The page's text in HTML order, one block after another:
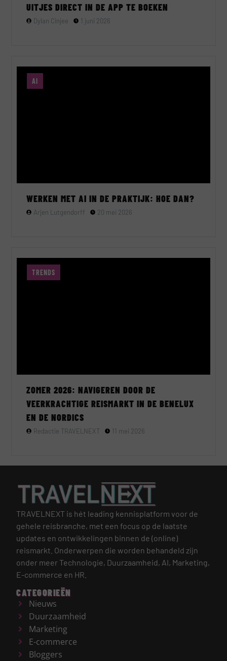
UITJES DIRECT IN DE APP TE BOEKEN
Dylan Cinjee 1 juni 2026
AI
WERKEN MET AI IN DE PRAKTIJK: HOE DAN?
Arjen Lutgendorff 20 mei 2026
TRENDS
ZOMER 2026: NAVIGEREN DOOR DE
VEERKRACHTIGE REISMARKT IN DE BENELUX
EN DE NORDICS
Redactie TRAVELNEXT 11 mei 2026
TRAVELNEXT is hét leading kennisplatform voor de
gehele reisbranche, met een focus op de laatste
updates en ontwikkelingen binnen de (online)
reismarkt. Onderwerpen die worden behandeld zijn
onder meer Technologie, Duurzaamheid, AI, Marketing,
E-commerce en HR.
CATEGORIEËN
Nieuws
Duurzaamheid
Marketing
E-commerce
Bloggers